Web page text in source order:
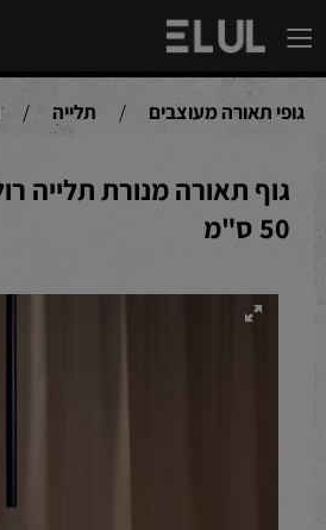
גופי תאורה מעוצבים / תלייה /
50 ס"מ